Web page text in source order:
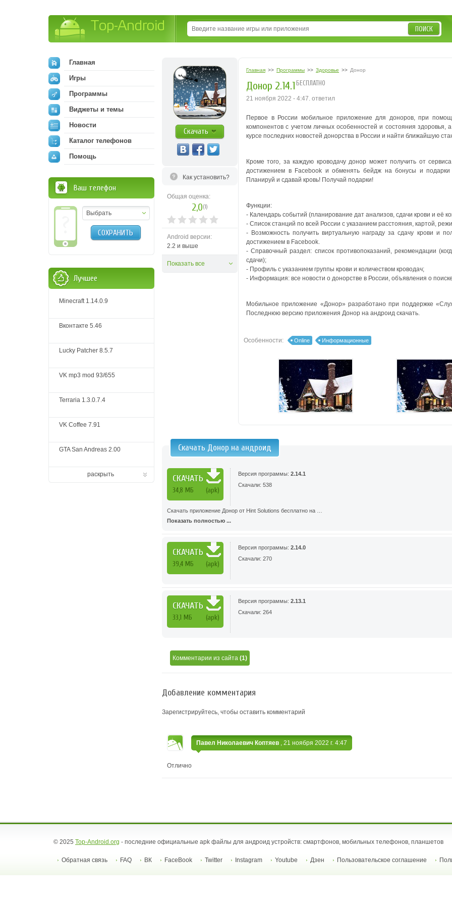
ПОИСК
Скачать
Как установить?
Общая оценка:
2,0(1)
Android версии:
2.2 и выше
Показать все
Главная >> Программы >> Здоровье >> Донор
Донор 2.14.1 БЕСПЛАТНО
21 ноября 2022 - 4:47. ответил
Первое в России мобильное приложение для доноров, при
компонентов с учетом личных особенностей и состояния здоровья,
курсе последних новостей донорства в России и найти ближайшую
Кроме того, за каждую кроводачу донор может получить от
достижением в Facebook и обменять бейдж на бонусы и
Планируй и сдавай кровь! Получай подарки!
Функции:
- Календарь событий (планирование дат анализов, сдачи крови и её
- Список станций по всей России с указанием расстояния, картой,
- Возможность получить виртуальную награду за сдачу крови и
достижением в Facebook.
- Справочный раздел: список противопоказаний, рекомендации
сдачи);
- Профиль с указанием группы крови и количеством кроводач;
- Информация: все новости о донорстве в России, объявления о
Мобильное приложение «Донор» разработано при поддержке
Последнюю версию приложения Донор на андроид скачать.
Особенности: Online Информационные
Скачать Донор на андроид
СКАЧАТЬ
34,8 МБ (apk)
Версия программы: 2.14.1
Скачали: 538
Скачать приложение Донор от Hint Solutions бесплатно на …
Показать полностью ...
СКАЧАТЬ
39,4 МБ (apk)
Версия программы: 2.14.0
Скачали: 270
СКАЧАТЬ
33,1 МБ (apk)
Версия программы: 2.13.1
Скачали: 264
Комментарии из сайта (1)
Добавление комментария
Зарегистрируйтесь, чтобы оставить комментарий
Павел Николаевич Коптяев , 21 ноября 2022 г. 4:47
Отлично
Главная
Игры
Программы
Виджеты и темы
Новости
Каталог телефонов
Помощь
Ваш телефон
Выбрать
СОХРАНИТЬ
Лучшее
Minecraft 1.14.0.9
Вконтакте 5.46
Lucky Patcher 8.5.7
VK mp3 mod 93/655
Terraria 1.3.0.7.4
VK Coffee 7.91
GTA San Andreas 2.00
раскрыть
© 2025 Top-Android.org - последние официальные apk файлы для андроид устройств: смартфонов, мобильных телефонов, планшетов
Обратная связь FAQ ВК FaceBook Twitter Instagram Youtube Дзен Пользовательское соглашение